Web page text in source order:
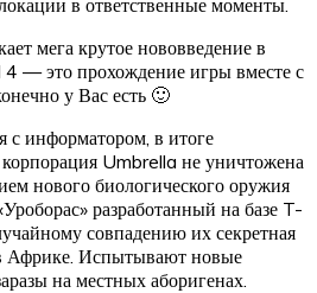
мега крутое нововведение в
— это прохождение игры вместе с
у Вас есть 🙂
с информатором, в итоге
корпорация Umbrella не уничтожена
нового биологического оружия
разработанный на базе T-
совпадению их секретная
Африке. Испытывают новые
на местных аборигенах.